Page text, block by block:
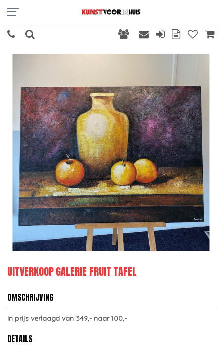
UITVERKOOP GALERIE FRUIT TAFEL
OMSCHRIJVING
In prijs verlaagd van 349,- naar 100,-
DETAILS